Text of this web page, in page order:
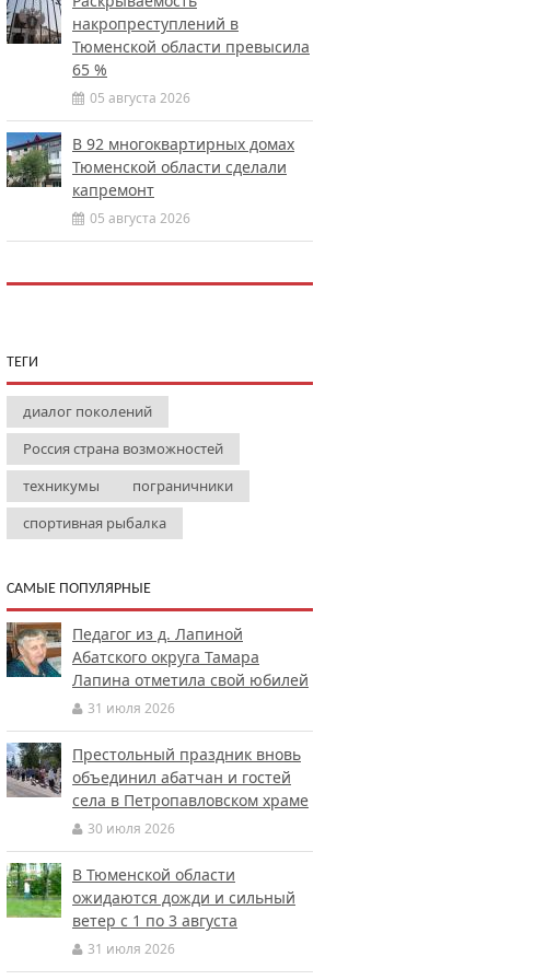
накропреступлений в
Тюменской области превысила
65 %
05 августа 2026
В 92 многоквартирных домах
Тюменской области сделали
капремонт
05 августа 2026
ТЕГИ
диалог поколений
Россия страна возможностей
техникумы
пограничники
спортивная рыбалка
САМЫЕ ПОПУЛЯРНЫЕ
Педагог из д. Лапиной
Абатского округа Тамара
Лапина отметила свой юбилей
31 июля 2026
Престольный праздник вновь
объединил абатчан и гостей
села в Петропавловском храме
30 июля 2026
В Тюменской области
ожидаются дожди и сильный
ветер с 1 по 3 августа
31 июля 2026